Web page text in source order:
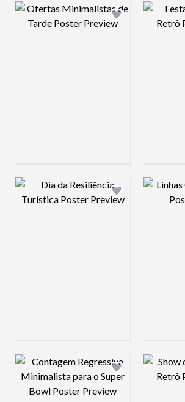
Design preview image
Design preview image
Design preview image